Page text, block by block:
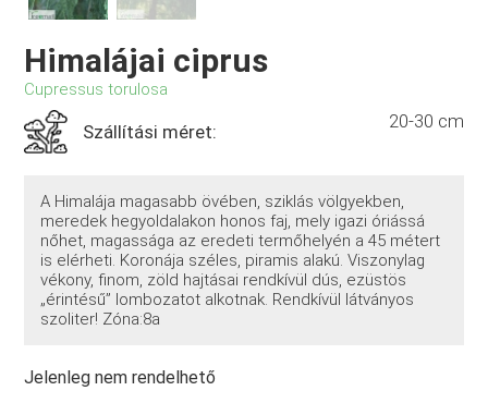
Himalájai ciprus
Cupressus torulosa
Szállítási méret: 20-30 cm
A Himalája magasabb övében, sziklás völgyekben,
meredek hegyoldalakon honos faj, mely igazi óriássá
nőhet, magassága az eredeti termőhelyén a 45 métert
is elérheti. Koronája széles, piramis alakú. Viszonylag
vékony, finom, zöld hajtásai rendkívül dús, ezüstös
„érintésű” lombozatot alkotnak. Rendkívül látványos
szoliter! Zóna:8a
Jelenleg nem rendelhető